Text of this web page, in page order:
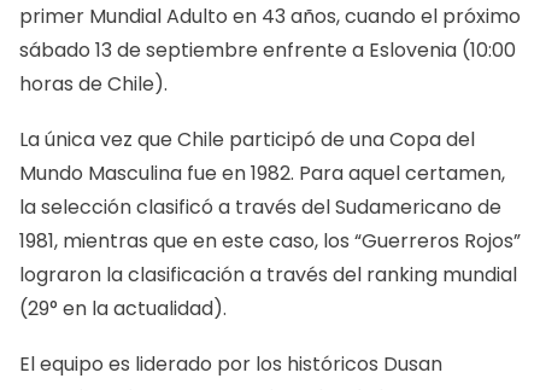
primer Mundial Adulto en 43 años, cuando el próximo
sábado 13 de septiembre enfrente a Eslovenia (10:00
horas de Chile).
La única vez que Chile participó de una Copa del
Mundo Masculina fue en 1982. Para aquel certamen,
la selección clasificó a través del Sudamericano de
1981, mientras que en este caso, los “Guerreros Rojos”
lograron la clasificación a través del ranking mundial
(29° en la actualidad).
El equipo es liderado por los históricos Dusan